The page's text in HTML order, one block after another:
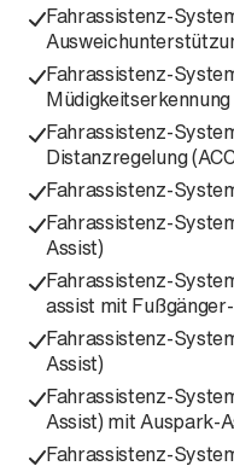
Fahrassistenz-
Fahrassistenz-
Fahrassistenz-
Distanzregelung
Fahrassistenz-
Fahrassistenz-
Assist)
Fahrassistenz-
assist mit
Fahrassistenz-
Assist)
Fahrassistenz-
Assist) mit Auspark-
Fahrassistenz-